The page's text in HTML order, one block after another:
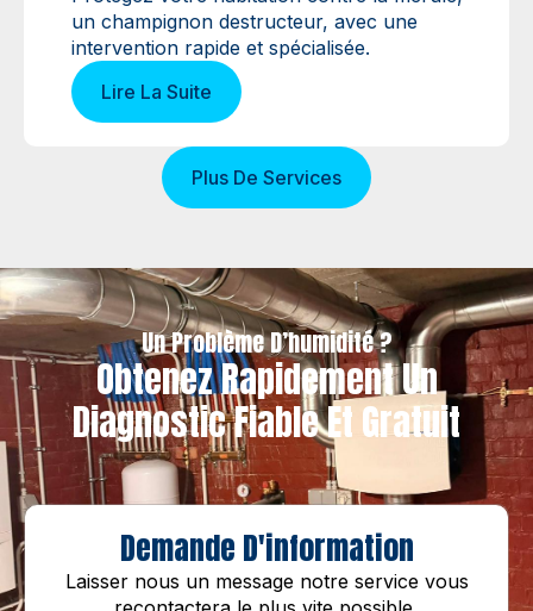
un champignon destructeur, avec une
intervention rapide et spécialisée.
Lire La Suite
Plus De Services
Un Problème D’humidité ?
Obtenez Rapidement Un
Diagnostic Fiable Et Gratuit
Demande D'information
Laisser nous un message notre service vous